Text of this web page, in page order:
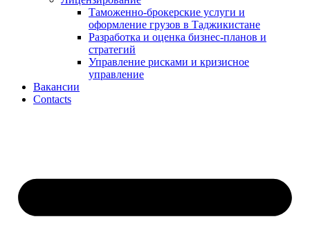
Таможенно-брокерские услуги и
оформление грузов в Таджикистане
Разработка и оценка бизнес-планов и
стратегий
Управление рисками и кризисное
управление
Вакансии
Contacts